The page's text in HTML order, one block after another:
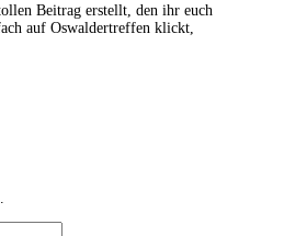
Beitrag erstellt, den ihr euch
auf Oswaldertreffen klickt,